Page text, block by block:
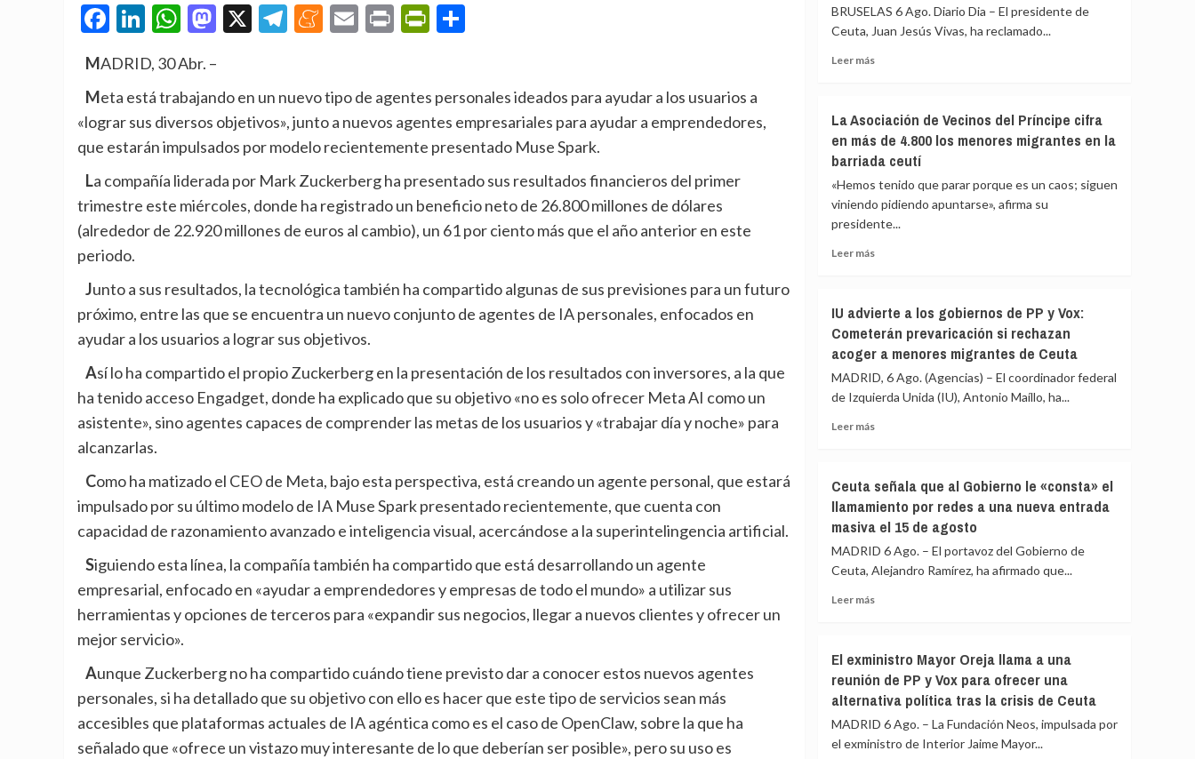
Facebook
LinkedIn
WhatsApp
Mastodon
X Telegram
Meneame
EmailPrintPrintFriendly
MADRID, 30 Abr. –
Meta está trabajando en un nuevo tipo de agentes personales ideados para ayudar a los usuarios a
«lograr sus diversos objetivos», junto a nuevos agentes empresariales para ayudar a emprendedores,
que estarán impulsados por modelo recientemente presentado Muse Spark.
La compañía liderada por Mark Zuckerberg ha presentado sus resultados financieros del primer
trimestre este miércoles, donde ha registrado un beneficio neto de 26.800 millones de dólares
(alrededor de 22.920 millones de euros al cambio), un 61 por ciento más que el año anterior en este
periodo.
Junto a sus resultados, la tecnológica también ha compartido algunas de sus previsiones para un futuro
próximo, entre las que se encuentra un nuevo conjunto de agentes de IA personales, enfocados en
ayudar a los usuarios a lograr sus objetivos.
Así lo ha compartido el propio Zuckerberg en la presentación de los resultados con inversores, a la que
ha tenido acceso Engadget, donde ha explicado que su objetivo «no es solo ofrecer Meta AI como un
asistente», sino agentes capaces de comprender las metas de los usuarios y «trabajar día y noche» para
alcanzarlas.
Como ha matizado el CEO de Meta, bajo esta perspectiva, está creando un agente personal, que estará
impulsado por su último modelo de IA Muse Spark presentado recientemente, que cuenta con
capacidad de razonamiento avanzado e inteligencia visual, acercándose a la superintelingencia artificial.
Siguiendo esta línea, la compañía también ha compartido que está desarrollando un agente
empresarial, enfocado en «ayudar a emprendedores y empresas de todo el mundo» a utilizar sus
herramientas y opciones de terceros para «expandir sus negocios, llegar a nuevos clientes y ofrecer un
mejor servicio».
Aunque Zuckerberg no ha compartido cuándo tiene previsto dar a conocer estos nuevos agentes
personales, si ha detallado que su objetivo con ello es hacer que este tipo de servicios sean más
accesibles que plataformas actuales de IA agéntica como es el caso de OpenClaw, sobre la que ha
señalado que «ofrece un vistazo muy interesante de lo que deberían ser posible», pero su uso es
BRUSELAS 6 Ago. Diario Dia – El presidente de
Ceuta, Juan Jesús Vivas, ha reclamado...
Leer másLeer
pide
expulsar
de
a
los
migrantes
siguen
y
«blindar»
frontera
con
más
europeos
La Asociación de Vecinos del Príncipe cifra
en más de 4.800 los menores migrantes en la
barriada ceutí
«Hemos tenido que parar porque es un caos; siguen
viniendo pidiendo apuntarse», afirma su
presidente...
Leer másLeer
Asociación
de
Vecinos
Príncipe
cifra
los
menores
migrantes
la
barriada
IU advierte a los gobiernos de PP y Vox:
Cometerán prevaricación si rechazan
acoger a menores migrantes de Ceuta
MADRID, 6 Ago. (Agencias) – El coordinador federal
de Izquierda Unida (IU), Antonio Maíllo, ha...
Leer másLeer
advierte
a
los
de
PP
si
rechazan
acoger
menores
migrantes
Ceuta señala que al Gobierno le «consta» el
llamamiento por redes a una nueva entrada
masiva el 15 de agosto
MADRID 6 Ago. – El portavoz del Gobierno de
Ceuta, Alejandro Ramírez, ha afirmado que...
Leer másLeer
señala
que
al
le
«consta»
El exministro Mayor Oreja llama a una
reunión de PP y Vox para ofrecer una
alternativa política tras la crisis de Ceuta
MADRID 6 Ago. – La Fundación Neos, impulsada por
el exministro de Interior Jaime Mayor...